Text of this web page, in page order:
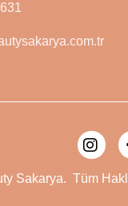
Sakarya. Tüm